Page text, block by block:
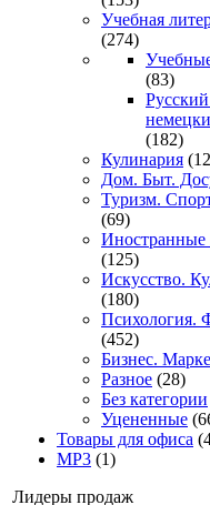
Учебная
(274)
(83)
(182)
Кулинария
Дом. Быт.
Туризм.
(69)
Иностранные
(125)
Искусство.
(180)
Психология.
(452)
Бизнес.
Разное (28)
Без категории
Уцененные
Товары для офиса
MP3 (1)
Лидеры продаж